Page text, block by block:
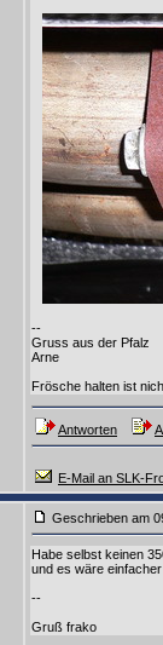
--
Gruss aus der Pfalz
Arne
Frösche halten ist
Antworten
E-Mail an SLK-
Geschrieben am
Habe selbst keinen
und es wäre
--
Gruß frako